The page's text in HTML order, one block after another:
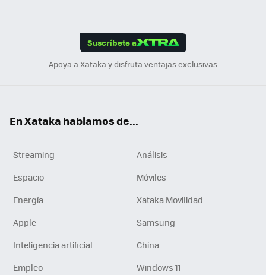
Suscríbete a
Apoya a Xataka y disfruta ventajas exclusivas
En Xataka hablamos de...
Streaming
Análisis
Espacio
Móviles
Energía
Xataka Movilidad
Apple
Samsung
Inteligencia artificial
China
Empleo
Windows 11